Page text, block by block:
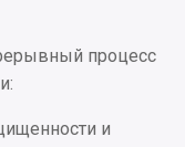
процесс
и